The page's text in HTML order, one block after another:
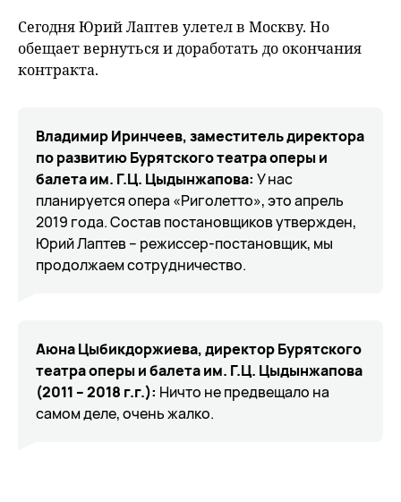
Сегодня Юрий Лаптев улетел в Москву. Но
обещает вернуться и доработать до окончания
контракта.
Владимир Иринчеев, заместитель директора
по развитию Бурятского театра оперы и
балета им. Г.Ц. Цыдынжапова: У нас
планируется опера «Риголетто», это апрель
2019 года. Состав постановщиков утвержден,
Юрий Лаптев – режиссер-постановщик, мы
продолжаем сотрудничество.
Аюна Цыбикдоржиева, директор Бурятского
театра оперы и балета им. Г.Ц. Цыдынжапова
(2011 – 2018 г.г.): Ничто не предвещало на
самом деле, очень жалко.